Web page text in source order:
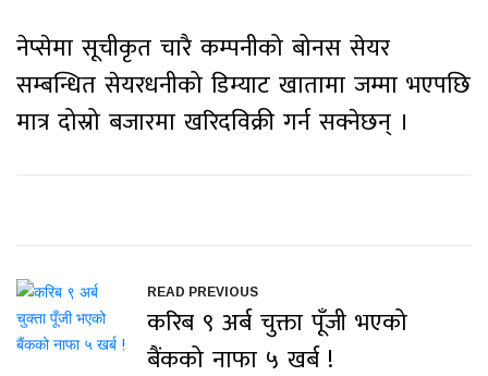
नेप्सेमा सूचीकृत चारै कम्पनीको बोनस सेयर
सम्बन्धित सेयरधनीको डिम्याट खातामा जम्मा भएपछि
मात्र दोस्रो बजारमा खरिदविक्री गर्न सक्नेछन् ।
READ PREVIOUS
करिब ९ अर्ब चुक्ता पूँजी भएको
बैंकको नाफा ५ खर्ब !